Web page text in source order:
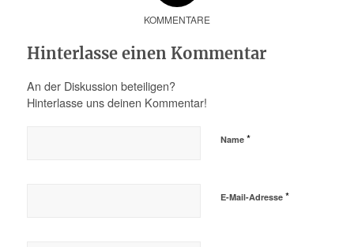
KOMMENTARE
Hinterlasse einen Kommentar
An der Diskussion beteiligen?
Hinterlasse uns deinen Kommentar!
Name *
E-Mail-Adresse *